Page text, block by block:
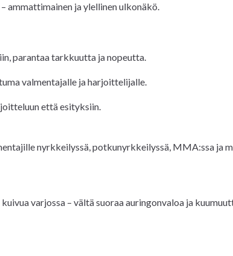
ammattimainen ja ylellinen ulkonäkö.
parantaa tarkkuutta ja nopeutta.
valmentajalle ja harjoittelijalle.
että esityksiin.
nyrkkeilyssä, potkunyrkkeilyssä, MMA:ssa ja
varjossa – vältä suoraa auringonvaloa ja